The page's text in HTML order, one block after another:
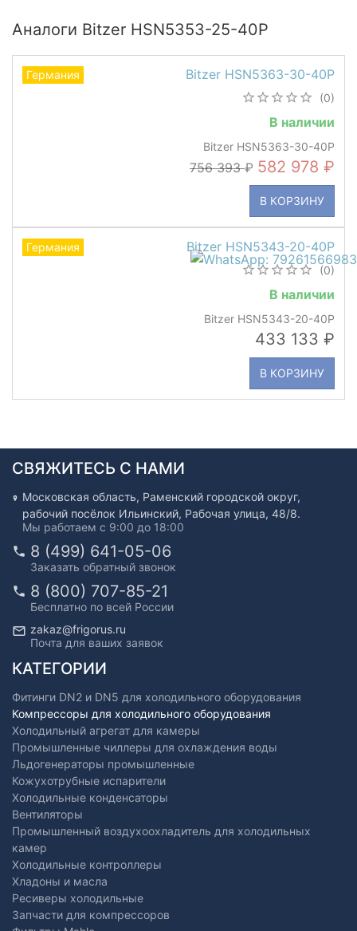
Аналоги Bitzer HSN5353-25-40P
Bitzer HSN5363-30-40P
(0)
В наличии
Bitzer HSN5363-30-40P
756 393 582 978
В КОРЗИНУ
Германия
Bitzer HSN5343-20-40P
(0)
В наличии
Bitzer HSN5343-20-40P
433 133
В КОРЗИНУ
Германия
СВЯЖИТЕСЬ С НАМИ
Московская область, Раменский городской округ,
рабочий посёлок Ильинский, Рабочая улица, 48/8.
Мы работаем с 9:00 до 18:00
8 (499) 641-05-06
Заказать обратный звонок
8 (800) 707-85-21
Бесплатно по всей России
zakaz@frigorus.ru
Почта для ваших заявок
КАТЕГОРИИ
Фитинги DN2 и DN5 для холодильного оборудования
Компрессоры для холодильного оборудования
Холодильный агрегат для камеры
Промышленные чиллеры для охлаждения воды
Льдогенераторы промышленные
Кожухотрубные испарители
Холодильные конденсаторы
Вентиляторы
Промышленный воздухоохладитель для холодильных
камер
Холодильные контроллеры
Хладоны и масла
Ресиверы холодильные
Запчасти для компрессоров